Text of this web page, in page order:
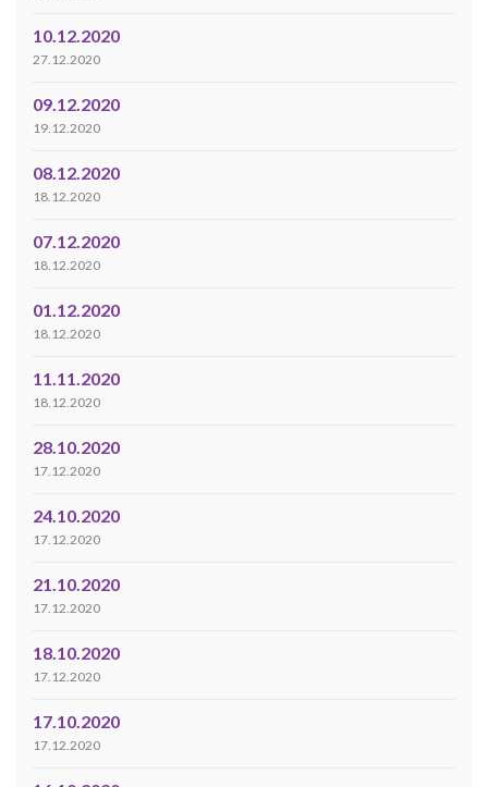
10.12.2020
27.12.2020
09.12.2020
19.12.2020
08.12.2020
18.12.2020
07.12.2020
18.12.2020
01.12.2020
18.12.2020
11.11.2020
18.12.2020
28.10.2020
17.12.2020
24.10.2020
17.12.2020
21.10.2020
17.12.2020
18.10.2020
17.12.2020
17.10.2020
17.12.2020